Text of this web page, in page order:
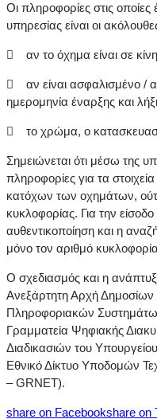
Οι πληροφορίες στις
υπηρεσίας είναι οι
 αν το όχημα είναι σε
 αν είναι ασφαλισμένο /
ημερομηνία έναρξης και
 το χρώμα, ο
Σημειώνεται ότι μέσω της
πληροφορίες για τα
κατόχων των οχημάτων,
κυκλοφορίας. Για την
αυθεντικοποίηση και η
μόνο τον αριθμό
Ο σχεδιασμός και η
Ανεξάρτητη Αρχή
Πληροφοριακών
Γραμματεία Ψηφιακής
Διαδικασιών του
Εθνικό Δίκτυο Υποδομών
– GRNET).
share on Facebookshare on